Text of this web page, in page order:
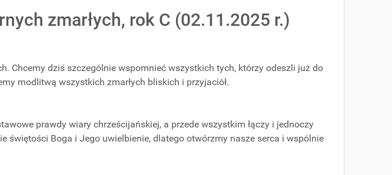
zmarłych, rok C (02.11.2025 r.)
Chcemy dziś szczególnie wspomnieć wszystkich tych, którzy odeszli już do
modlitwą wszystkich zmarłych bliskich i przyjaciół.
prawdy wiary chrześcijańskiej, a przede wszystkim łączy i jednoczy
świętości Boga i Jego uwielbienie, dlatego otwórzmy nasze serca i wspólnie